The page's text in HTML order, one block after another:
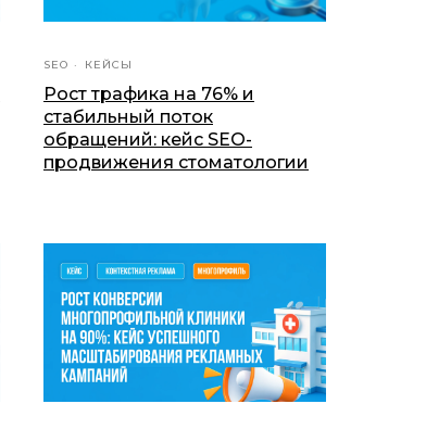
SEO КЕЙСЫ
Рост трафика на 76% и
стабильный поток
обращений: кейс SEO-
продвижения стоматологии